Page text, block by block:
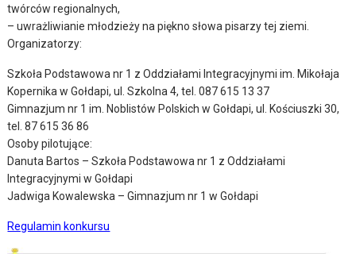
twórców regionalnych,
– uwrażliwianie młodzieży na piękno słowa pisarzy tej ziemi.
Organizatorzy:
Szkoła Podstawowa nr 1 z Oddziałami Integracyjnymi im. Mikołaja
Kopernika w Gołdapi, ul. Szkolna 4, tel. 087 615 13 37
Gimnazjum nr 1 im. Noblistów Polskich w Gołdapi, ul. Kościuszki 30,
tel. 87 615 36 86
Osoby pilotujące:
Danuta Bartos – Szkoła Podstawowa nr 1 z Oddziałami
Integracyjnymi w Gołdapi
Jadwiga Kowalewska – Gimnazjum nr 1 w Gołdapi
Regulamin konkursu